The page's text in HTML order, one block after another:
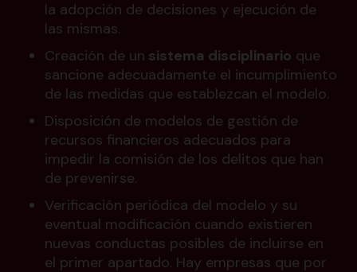
la adopción de decisiones y ejecución de
las mismas.
Creación de un sistema disciplinario que
sancione adecuadamente el incumplimiento
de las medidas que establezcan el modelo.
Disposición de modelos de gestión de
recursos financieros adecuados para
impedir la comisión de los delitos que han
de prevenirse.
Verificación periódica del modelo y su
eventual modificación cuando existieren
nuevas conductas posibles de incluirse en
el primer apartado. Hay empresas que por